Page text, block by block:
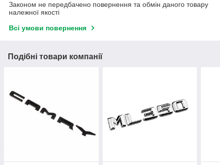
Законом не передбачено повернення та обмін даного товару
належної якості
Всі умови повернення
Подібні товари компанії